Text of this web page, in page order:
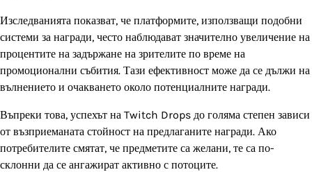
Изследванията показват, че платформите, използващи подобни
системи за награди, често наблюдават значително увеличение на
процентите на задържане на зрителите по време на
промоционални събития. Тази ефективност може да се дължи на
вълнението и очакването около потенциалните награди.
Въпреки това, успехът на Twitch Drops до голяма степен зависи
от възприеманата стойност на предлаганите награди. Ако
потребителите смятат, че предметите са желани, те са по-
склонни да се ангажират активно с потоците.